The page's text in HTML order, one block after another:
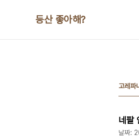
등산 좋아해?
고레파
날짜: